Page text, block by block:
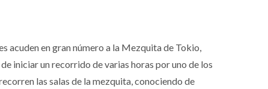
acuden en gran número a la Mezquita de Tokio,
iniciar un recorrido de varias horas por uno de los
las salas de la mezquita, conociendo de